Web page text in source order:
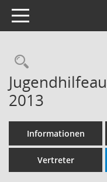
Toggle navigation
2013
Informationen
Vertreter